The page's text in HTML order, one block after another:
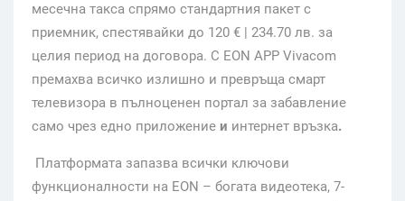
месечна такса спрямо стандартния пакет с
приемник, спестявайки до 120 € | 234.70 лв. за
целия период на договора. С EON APP Vivacom
премахва всичко излишно и превръща смарт
телевизора в пълноценен портал за забавление
само чрез едно приложение и интернет връзка.
Платформата запазва всички ключови
функционалности на EON – богата видеотека, 7-